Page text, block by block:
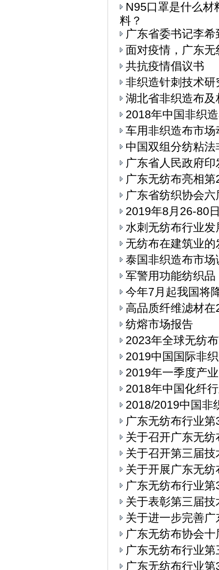
N95口罩是什么材
料？
广东省委书记李
面对疫情，广东
共抗疫情倡议书
非织造针刺技术
湖北省非织造布
2018年中国非织
车用非织造布市场
中国双组分纺粘
广东省人民政府
广东无纺布亮相
广东省纺织协会
2019年8月26-80
水刺无纺布行业
无纺布在建筑业的
泰国非织造布市场
军警用功能纺织品
今年7月起我国将
高品质纤维滤材
纺熔市场报告
2023年全球无纺
2019中国国际非
2019年一季度产
2018年中国化纤
2018/2019中国非
广东无纺布行业
关于召开广东无
关于召开第三届
关于开展广东无
广东无纺布行业
关于表彰第三届
关于进一步完善
广东无纺布协会
广东无纺布行业
广东无纺布行业